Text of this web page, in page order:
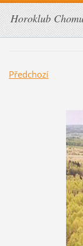
Horoklub
Předchozí